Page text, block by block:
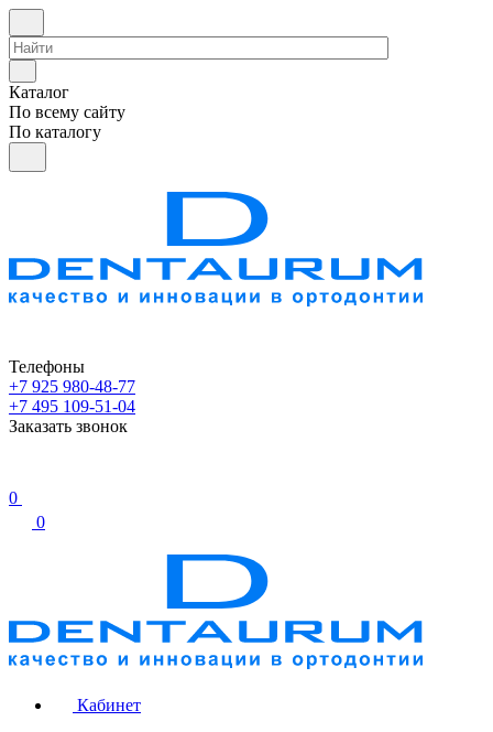
Каталог
По всему сайту
По каталогу
Телефоны
+7 925 980-48-77
+7 495 109-51-04
Заказать звонок
0
0
Кабинет